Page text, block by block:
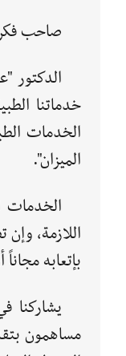
صاحب
الدكتور
خدماتنا
الخدمات
الميزان".
الخدمات
اللازمة،
بإتعابه
يشاركنا
مساهمون